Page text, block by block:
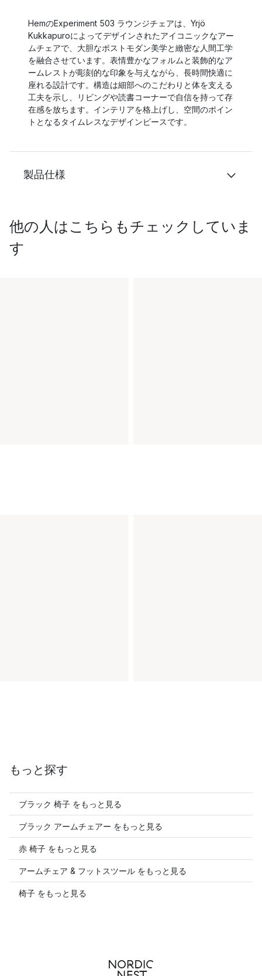
HemのExperiment 503 ラウンジチェアは、Yrjö
Kukkapuroによってデザインされたアイコニックなアー
ムチェアで、大胆なポストモダン美学と緻密な人間工学
を融合させています。表情豊かなフォルムと装飾的なア
ームレストが彫刻的な印象を与えながら、長時間快適に
座れる設計です。構造は細部へのこだわりと体を支える
工夫を示し、リビングや読書コーナーで自信を持って存
在感を放ちます。インテリアを格上げし、空間のポイン
トとなるタイムレスなデザインピースです。
製品仕様
他の人はこちらもチェックしていま
す
もっと探す
ブラック 椅子 をもっと見る
ブラック アームチェアー をもっと見る
赤 椅子 をもっと見る
アームチェア & フットスツール をもっと見る
椅子 をもっと見る